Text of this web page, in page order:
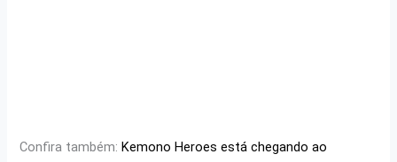
Confira também: Kemono Heroes está chegando ao